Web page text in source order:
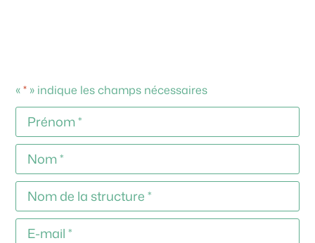
«* » indique les champs nécessaires
Prénom*
Nom*
Nom
de
la
structure*
E-
mail*